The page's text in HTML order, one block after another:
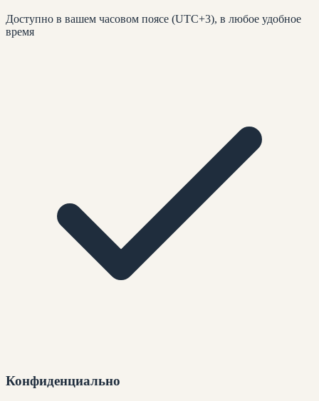
Доступно в вашем часовом поясе (UTC+3), в любое удобное
время
Конфиденциально